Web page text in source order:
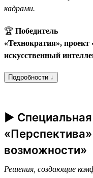
кадрами.
🏆 Победитель
«Технократия»,
искусственный
Подробности ↓
►
возможности»
Решения, создающие